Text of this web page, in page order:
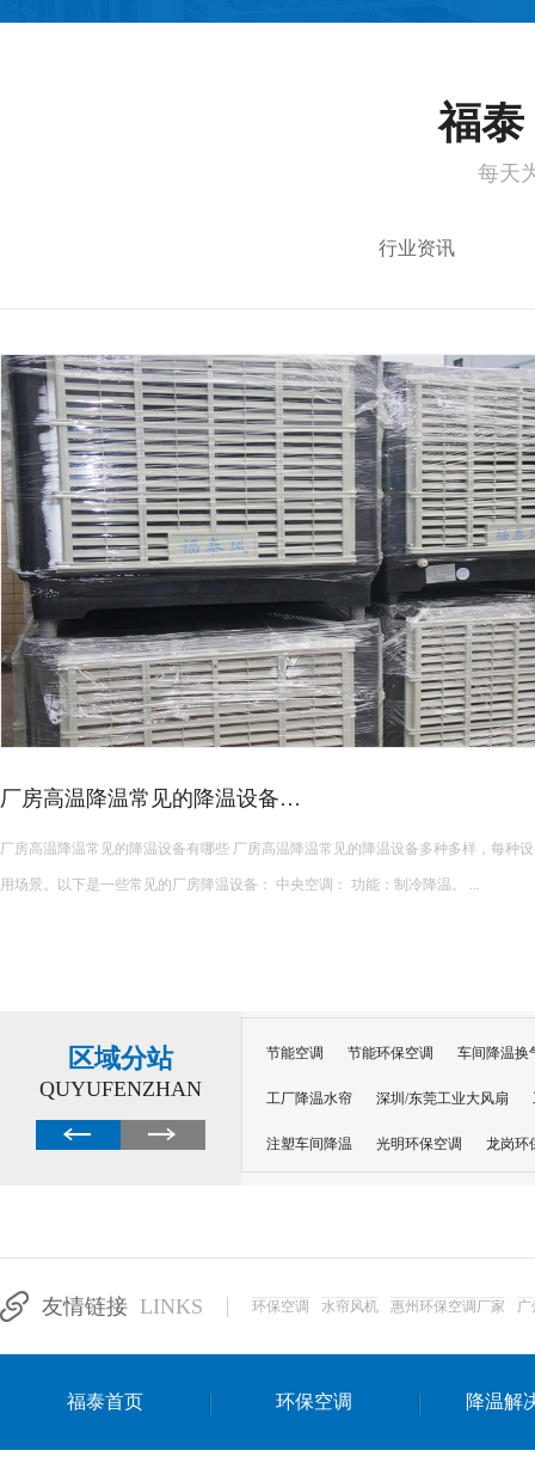
福泰
每天
行业资讯
厂房高温降温常见的降温设备…
厂房高温降温常见的降温设备有哪些 厂房高温降温常见的降温设备多种多样，每种设备都有其独特的功能和适
用场景。以下是一些常见的厂房降温设备： 中央空调： 功能：制冷降温。 ...
区域分站
QUYUFENZHAN
节能空调 节能环保空调 车间降温换
工厂降温水帘 深圳/东莞工业大风扇
注塑车间降温 光明环保空调 龙岗环
达州工业省电安装
友情链接 LINKS 环保空调 水帘风机 惠州环保空调厂家 广
福泰首页 环保空调 降温解